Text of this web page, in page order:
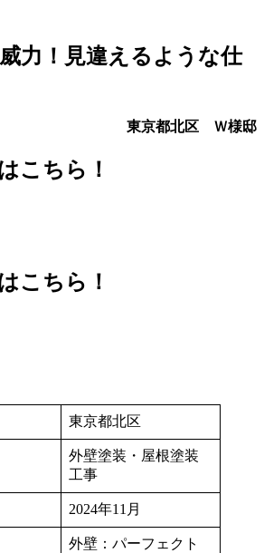
力！見違えるような仕
東京都北区 Ｗ様邸
こちら！
こちら！
東京都北区
外壁塗装・屋根塗装
工事
2024年11月
外壁：パーフェクト